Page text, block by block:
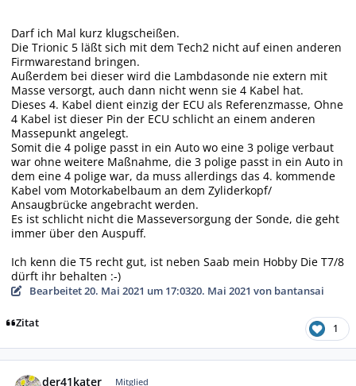
Darf ich Mal kurz klugscheißen.
Die Trionic 5 läßt sich mit dem Tech2 nicht auf einen anderen
Firmwarestand bringen.
Außerdem bei dieser wird die Lambdasonde nie extern mit
Masse versorgt, auch dann nicht wenn sie 4 Kabel hat.
Dieses 4. Kabel dient einzig der ECU als Referenzmasse, Ohne
4 Kabel ist dieser Pin der ECU schlicht an einem anderen
Massepunkt angelegt.
Somit die 4 polige passt in ein Auto wo eine 3 polige verbaut
war ohne weitere Maßnahme, die 3 polige passt in ein Auto in
dem eine 4 polige war, da muss allerdings das 4. kommende
Kabel vom Motorkabelbaum an dem Zyliderkopf/
Ansaugbrücke angebracht werden.
Es ist schlicht nicht die Masseversorgung der Sonde, die geht
immer über den Auspuff.
Ich kenn die T5 recht gut, ist neben Saab mein Hobby Die T7/8
dürft ihr behalten :-)
Bearbeitet20. Mai 2021 um 17:0320. Mai 2021 von bantansai
Zitat 1
der41kater Mitglied